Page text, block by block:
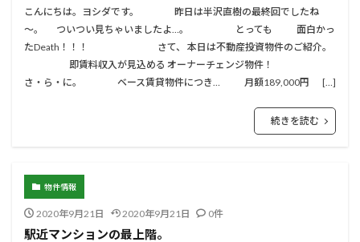
こんにちは。ヨシダです。 昨日は半沢直樹の最終回でしたね
～。 ついつい見ちゃいましたよ…。 とっても 面白かっ
たDeath！！！ さて、 本日は不動産投資物件のご紹介。
即賃料収入が見込める オーナーチェンジ物件！
さ・ら・に。 ベース賃貸物件につき… 月額189,000円 […]
続きを読む
物件情報
2020年9月21日 2020年9月21日 0件
駅近マンションの最上階。